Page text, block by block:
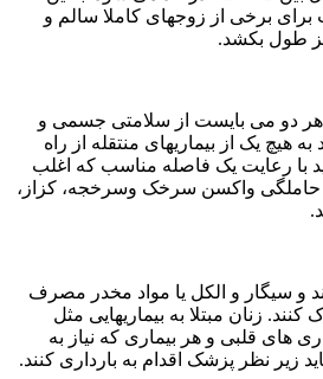
برخی از زوجهای کاملا سالم و
طول بکشد.
هر دو می بایست از سلامتی جسمی و
به هیچ یک از بیماریهای منتقله از راه
با رعایت یک فاصله مناسب که اغلب
حاملگی واکسن سرخک وسرخجه، کزاز،
و سیگار و الکل یا مواد مخدر مصرف
کنند. زنان مبتلا به بیماریهایی مثل
های قلبی و هر بیماری که نیاز به
زیر نظر پزشک اقدام به بارداری کنند.